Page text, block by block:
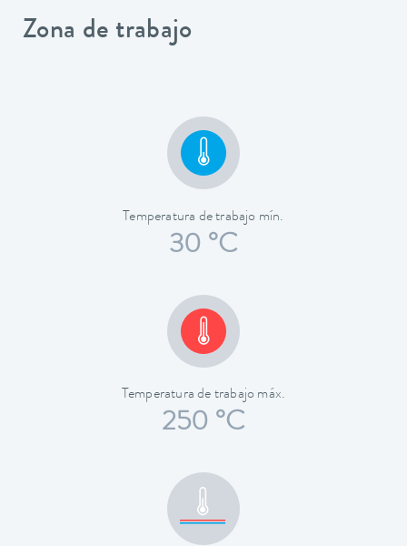
Zona de trabajo
Temperatura de trabajo mín.
30 °C
Temperatura de trabajo máx.
250 °C